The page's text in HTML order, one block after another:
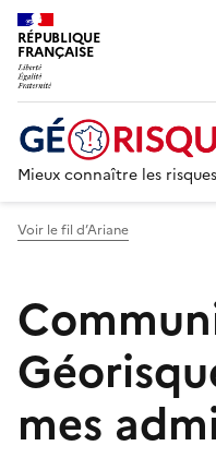
RÉPUBLIQUE
FRANÇAISE
Mieux connaître les
Voir le fil d’Ariane
mes